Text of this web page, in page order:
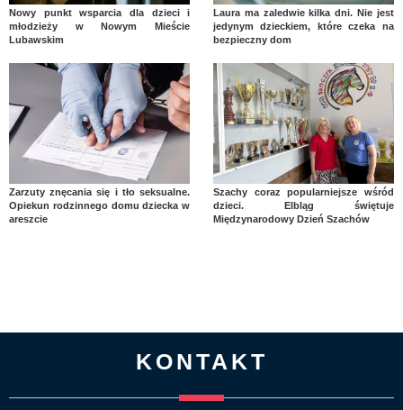
Nowy punkt wsparcia dla dzieci i
młodzieży w Nowym Mieście
Lubawskim
Laura ma zaledwie kilka dni. Nie jest
jedynym dzieckiem, które czeka na
bezpieczny dom
Zarzuty znęcania się i tło seksualne.
Opiekun rodzinnego domu dziecka w
areszcie
Szachy coraz popularniejsze wśród
dzieci. Elbląg świętuje
Międzynarodowy Dzień Szachów
KONTAKT